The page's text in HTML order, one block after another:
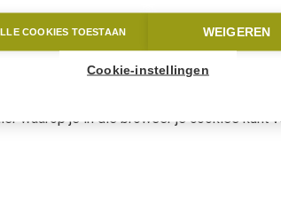
verwijderen via je browser. Hieronder
waarop je in die browser je cookies kunt
COOKIES TOESTAAN WEIGEREN
Cookie-instellingen